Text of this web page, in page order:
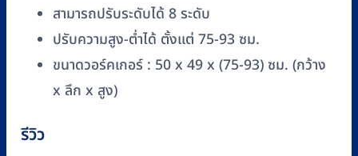
สามารถปรับระดับได้ 8 ระดับ
ปรับความสูง-ต่ำได้ ตั้งแต่ 75-93 ซม.
ขนาดวอร์คเกอร์ : 50 x 49 x (75-93) ซม. (กว้าง
x ลึก x สูง)
รีวิว